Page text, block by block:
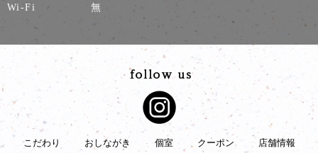
Wi-Fi
無
こだわり おしながき 個室 クーポン 店舗情報